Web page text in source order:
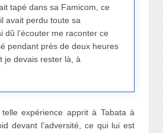
tapé dans sa Famicom, ce
avait perdu toute sa
dû l’écouter me raconter ce
pendant près de deux heures
je devais rester là, à
expérience apprit à Tabata à
devant l’adversité, ce qui lui est